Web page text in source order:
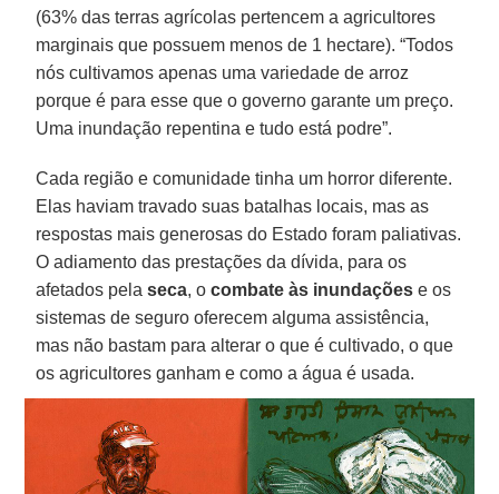
(63% das terras agrícolas pertencem a agricultores
marginais que possuem menos de 1 hectare). “Todos
nós cultivamos apenas uma variedade de arroz
porque é para esse que o governo garante um preço.
Uma inundação repentina e tudo está podre”.
Cada região e comunidade tinha um horror diferente.
Elas haviam travado suas batalhas locais, mas as
respostas mais generosas do Estado foram paliativas.
O adiamento das prestações da dívida, para os
afetados pelaseca, ocombate às inundações e os
sistemas de seguro oferecem alguma assistência,
mas não bastam para alterar o que é cultivado, o que
os agricultores ganham e como a água é usada.